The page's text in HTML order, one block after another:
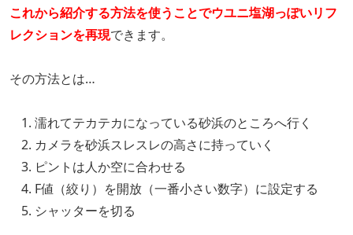
これから紹介する方法を使うことでウユニ塩湖っぽいリフ
レクションを再現できます。
その方法とは…
濡れてテカテカになっている砂浜のところへ行く
カメラを砂浜スレスレの高さに持っていく
ピントは人か空に合わせる
F値（絞り）を開放（一番小さい数字）に設定する
シャッターを切る